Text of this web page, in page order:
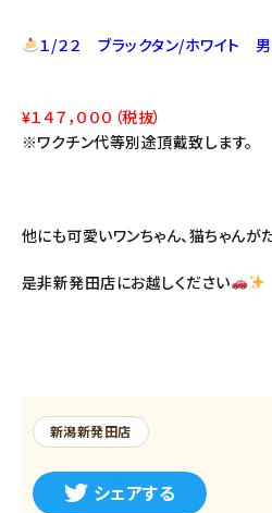
１/２２ ブラックタン/ホワイト
¥１４７，０００（税抜）
※ワクチン代等別途頂戴致します。
他にも可愛いワンちゃん、猫ちゃんが
是非新発田店にお越しください
新潟新発田店
シェアする